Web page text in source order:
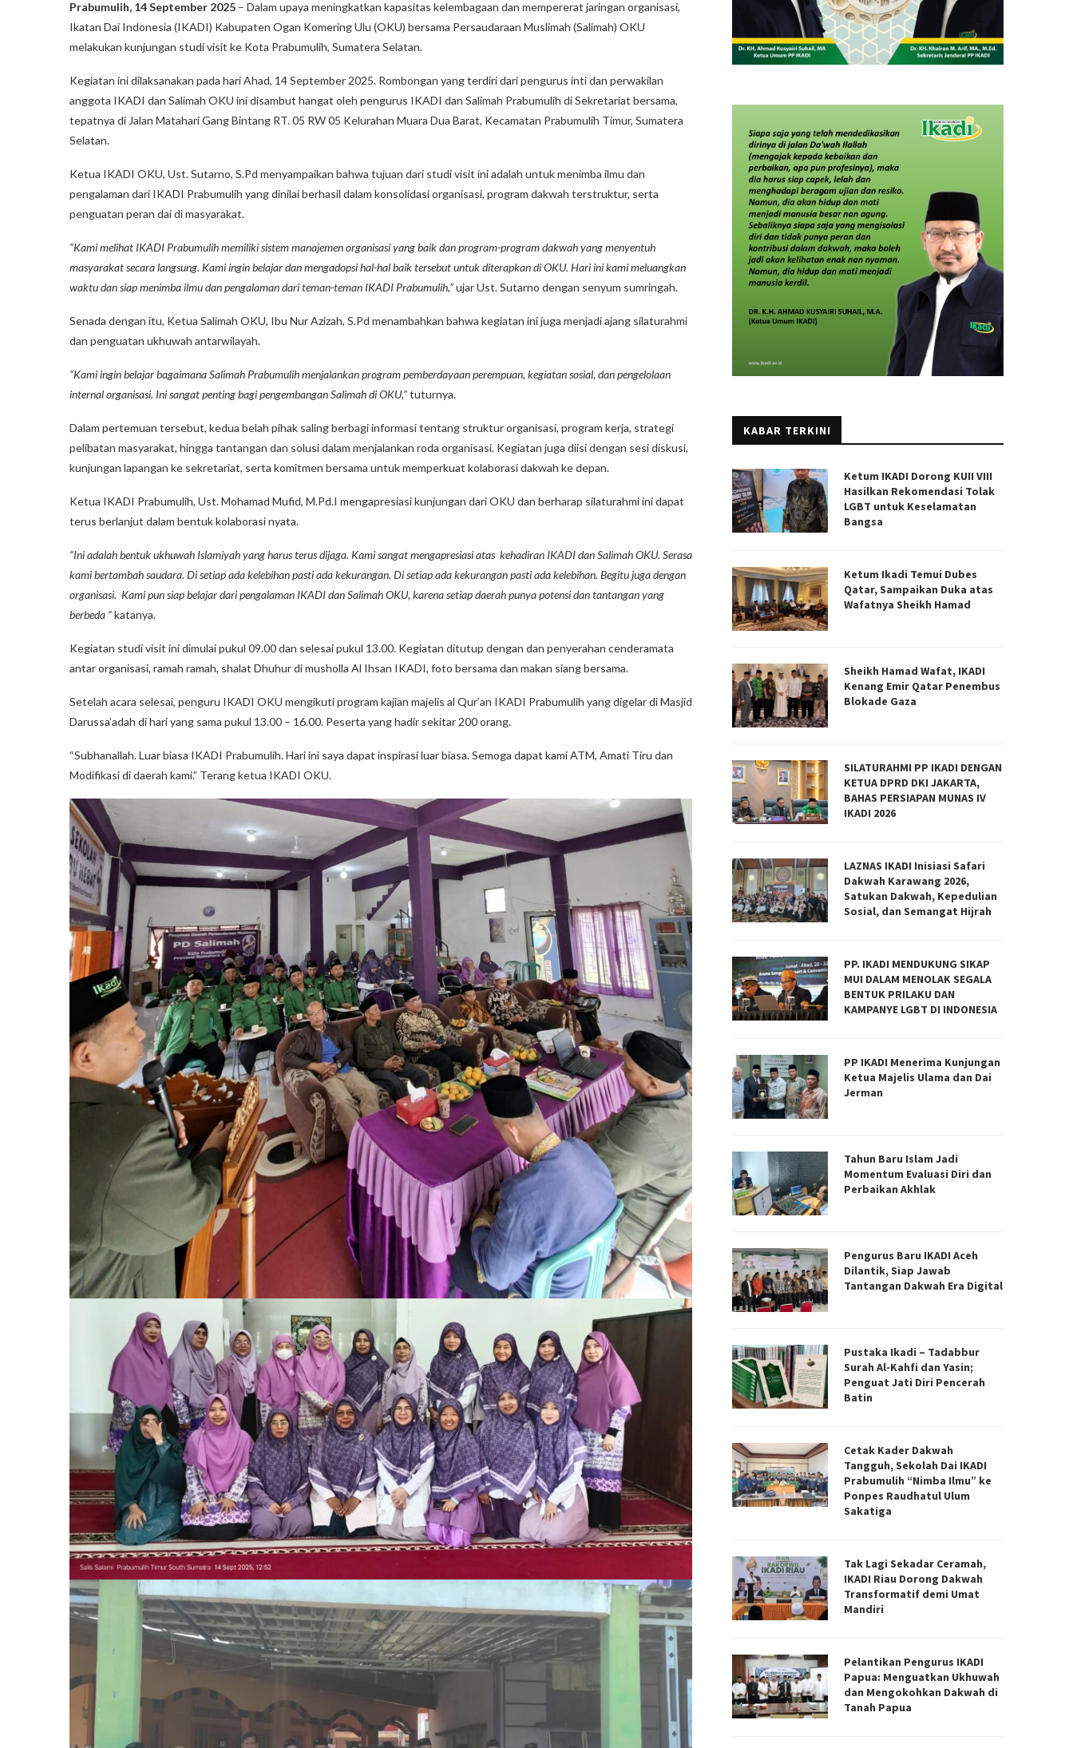
Prabumulih, 14 September 2025 – Dalam upaya meningkatkan kapasitas kelembagaan dan mempererat jaringan organisasi,
Ikatan Dai Indonesia (IKADI) Kabupaten Ogan Komering Ulu (OKU) bersama Persaudaraan Muslimah (Salimah) OKU
melakukan kunjungan studi visit ke Kota Prabumulih, Sumatera Selatan.
Kegiatan ini dilaksanakan pada hari Ahad, 14 September 2025. Rombongan yang terdiri dari pengurus inti dan perwakilan
anggota IKADI dan Salimah OKU ini disambut hangat oleh pengurus IKADI dan Salimah Prabumulih di Sekretariat bersama,
tepatnya di Jalan Matahari Gang Bintang RT. 05 RW 05 Kelurahan Muara Dua Barat, Kecamatan Prabumulih Timur, Sumatera
Selatan.
Ketua IKADI OKU, Ust. Sutarno, S.Pd menyampaikan bahwa tujuan dari studi visit ini adalah untuk menimba ilmu dan
pengalaman dari IKADI Prabumulih yang dinilai berhasil dalam konsolidasi organisasi, program dakwah terstruktur, serta
penguatan peran dai di masyarakat.
“Kami melihat IKADI Prabumulih memiliki sistem manajemen organisasi yang baik dan program-program dakwah yang menyentuh
masyarakat secara langsung. Kami ingin belajar dan mengadopsi hal-hal baik tersebut untuk diterapkan di OKU. Hari ini kami meluangkan
waktu dan siap menimba ilmu dan pengalaman dari teman-teman IKADI Prabumulih,”ujar Ust. Sutarno dengan senyum sumringah.
Senada dengan itu, Ketua Salimah OKU, Ibu Nur Azizah, S.Pd menambahkan bahwa kegiatan ini juga menjadi ajang silaturahmi
dan penguatan ukhuwah antarwilayah.
“Kami ingin belajar bagaimana Salimah Prabumulih menjalankan program pemberdayaan perempuan, kegiatan sosial, dan pengelolaan
internal organisasi. Ini sangat penting bagi pengembangan Salimah di OKU,”tuturnya.
Dalam pertemuan tersebut, kedua belah pihak saling berbagi informasi tentang struktur organisasi, program kerja, strategi
pelibatan masyarakat, hingga tantangan dan solusi dalam menjalankan roda organisasi. Kegiatan juga diisi dengan sesi diskusi,
kunjungan lapangan ke sekretariat, serta komitmen bersama untuk memperkuat kolaborasi dakwah ke depan.
Ketua IKADI Prabumulih, Ust. Mohamad Mufid, M.Pd.I mengapresiasi kunjungan dari OKU dan berharap silaturahmi ini dapat
terus berlanjut dalam bentuk kolaborasi nyata.
“Ini adalah bentuk ukhuwah Islamiyah yang harus terus dijaga. Kami sangat mengapresiasi atas kehadiran IKADI dan Salimah OKU. Serasa
kami bertambah saudara. Di setiap ada kelebihan pasti ada kekurangan. Di setiap ada kekurangan pasti ada kelebihan. Begitu juga dengan
organisasi. Kami pun siap belajar dari pengalaman IKADI dan Salimah OKU, karena setiap daerah punya potensi dan tantangan yang
berbeda “katanya.
Kegiatan studi visit ini dimulai pukul 09.00 dan selesai pukul 13.00. Kegiatan ditutup dengan dan penyerahan cenderamata
antar organisasi, ramah ramah, shalat Dhuhur di musholla Al Ihsan IKADI, foto bersama dan makan siang bersama.
Setelah acara selesai, penguru IKADI OKU mengikuti program kajian majelis al Qur’an IKADI Prabumulih yang digelar di Masjid
Darussa’adah di hari yang sama pukul 13.00 – 16.00. Peserta yang hadir sekitar 200 orang.
“Subhanallah. Luar biasa IKADI Prabumulih. Hari ini saya dapat inspirasi luar biasa. Semoga dapat kami ATM, Amati Tiru dan
Modifikasi di daerah kami.” Terang ketua IKADI OKU.
KABAR TERKINI
Ketum IKADI Dorong KUII VIII
Hasilkan Rekomendasi Tolak
LGBT untuk Keselamatan
Bangsa
Ketum Ikadi Temui Dubes
Qatar, Sampaikan Duka atas
Wafatnya Sheikh Hamad
Sheikh Hamad Wafat, IKADI
Kenang Emir Qatar Penembus
Blokade Gaza
SILATURAHMI PP IKADI DENGAN
KETUA DPRD DKI JAKARTA,
BAHAS PERSIAPAN MUNAS IV
IKADI 2026
LAZNAS IKADI Inisiasi Safari
Dakwah Karawang 2026,
Satukan Dakwah, Kepedulian
Sosial, dan Semangat Hijrah
PP. IKADI MENDUKUNG SIKAP
MUI DALAM MENOLAK SEGALA
BENTUK PRILAKU DAN
KAMPANYE LGBT DI INDONESIA
PP IKADI Menerima Kunjungan
Ketua Majelis Ulama dan Dai
Jerman
Tahun Baru Islam Jadi
Momentum Evaluasi Diri dan
Perbaikan Akhlak
Pengurus Baru IKADI Aceh
Dilantik, Siap Jawab
Tantangan Dakwah Era Digital
Pustaka Ikadi – Tadabbur
Surah Al-Kahfi dan Yasin;
Penguat Jati Diri Pencerah
Batin
Cetak Kader Dakwah
Tangguh, Sekolah Dai IKADI
Prabumulih “Nimba Ilmu” ke
Ponpes Raudhatul Ulum
Sakatiga
Tak Lagi Sekadar Ceramah,
IKADI Riau Dorong Dakwah
Transformatif demi Umat
Mandiri
Pelantikan Pengurus IKADI
Papua: Menguatkan Ukhuwah
dan Mengokohkan Dakwah di
Tanah Papua